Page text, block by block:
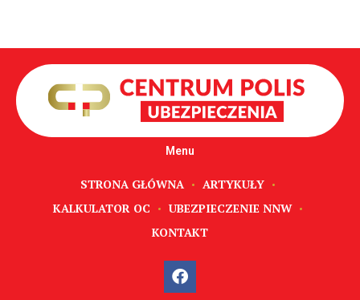
Menu
STRONA GŁÓWNA
ARTYKUŁY
KALKULATOR OC
UBEZPIECZENIE NNW
KONTAKT